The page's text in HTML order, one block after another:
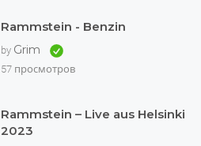
Rammstein - Benzin
by Grim
57 просмотров
Rammstein – Live aus Helsinki
2023